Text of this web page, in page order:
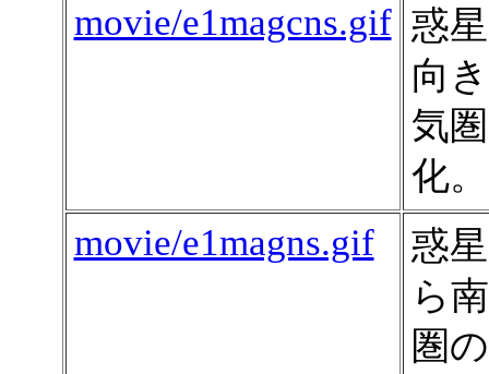
movie/e1magcns.gif 惑
向
気
化。
movie/e1magns.gif
惑
ら
圏